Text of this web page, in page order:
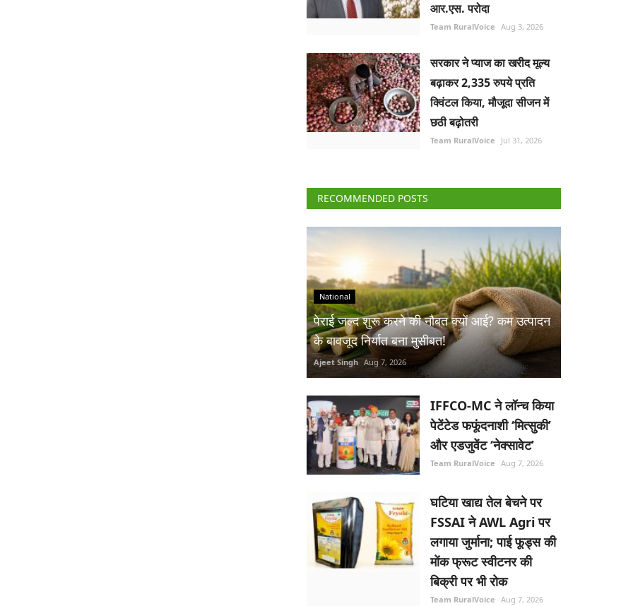
आर.एस. परोदा
Team RuralVoice Aug 3, 2026
सरकार ने प्याज का खरीद मूल्य
बढ़ाकर 2,335 रुपये प्रति
क्विंटल किया, मौजूदा सीजन में
छठी बढ़ोतरी
Team RuralVoice Jul 31, 2026
RECOMMENDED POSTS
National
पेराई जल्द शुरू करने की नौबत क्यों आई? कम उत्पादन
के बावजूद निर्यात बना मुसीबत!
Ajeet Singh Aug 7, 2026
IFFCO-MC ने लॉन्च किया
पेटेंटेड फफूंदनाशी ‘मित्सुकी’
और एडजुवेंट ‘नेक्सावेट’
Team RuralVoice Aug 7, 2026
घटिया खाद्य तेल बेचने पर
FSSAI ने AWL Agri पर
लगाया जुर्माना; पाई फूड्स की
मोंक फ्रूट स्वीटनर की
बिक्री पर भी रोक
Team RuralVoice Aug 7, 2026